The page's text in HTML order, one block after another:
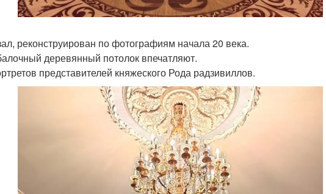
реконструирован по фотографиям начала 20 века.
деревянный потолок впечатляют.
представителей княжеского Рода радзивиллов.